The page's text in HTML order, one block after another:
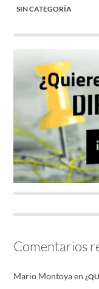
SIN CATEGORÍA
Comentarios
Mario Montoyaen